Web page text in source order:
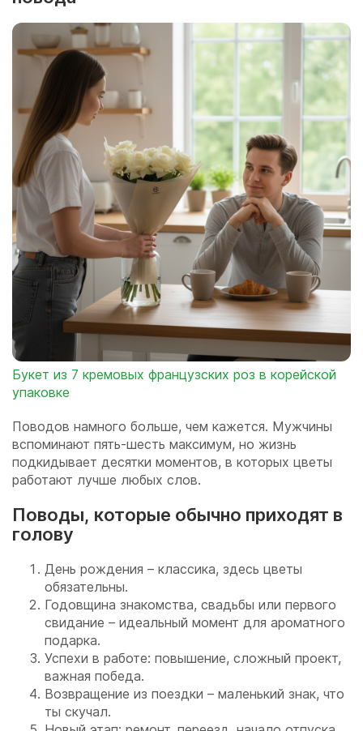
Букет из 7 кремовых французских роз в корейской
упаковке
Поводов намного больше, чем кажется. Мужчины
вспоминают пять-шесть максимум, но жизнь
подкидывает десятки моментов, в которых цветы
работают лучше любых слов.
Поводы, которые обычно приходят в
голову
День рождения – классика, здесь цветы
обязательны.
Годовщина знакомства, свадьбы или первого
свидание – идеальный момент для ароматного
подарка.
Успехи в работе: повышение, сложный проект,
важная победа.
Возвращение из поездки – маленький знак, что
ты скучал.